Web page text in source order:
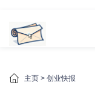
主页 > 创业快报